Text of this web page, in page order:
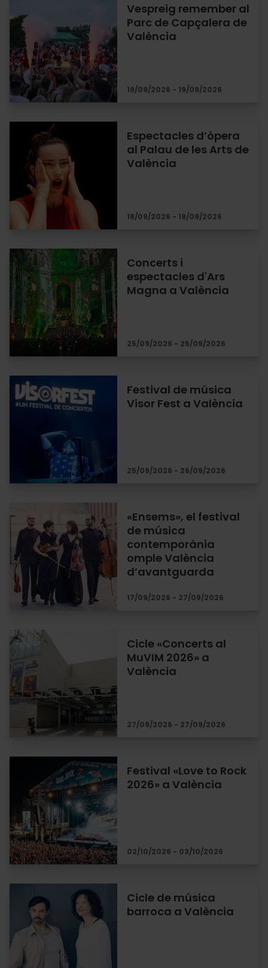
Vespreig remember al
Parc de Capçalera de
València
19/09/2026 - 19/09/2026
Espectacles d’òpera
al Palau de les Arts de
València
18/09/2026 - 19/09/2026
Concerts i
espectacles d'Ars
Magna a València
25/09/2026 - 25/09/2026
Festival de música
Visor Fest a València
25/09/2026 - 26/09/2026
«Ensems», el festival
de música
contemporània
omple València
d’avantguarda
17/09/2026 - 27/09/2026
Cicle «Concerts al
MuVIM 2026» a
València
27/09/2026 - 27/09/2026
Festival «Love to Rock
2026» a València
02/10/2026 - 03/10/2026
Cicle de música
barroca a València